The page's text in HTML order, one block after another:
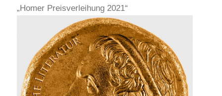
„Homer Preisverleihung 2021“